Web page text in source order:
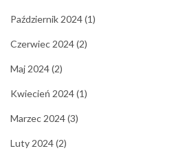
Październik 2024(1)
Czerwiec 2024(2)
Maj 2024(2)
Kwiecień 2024(1)
Marzec 2024(3)
Luty 2024(2)